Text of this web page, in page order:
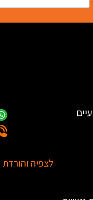
לצפיה